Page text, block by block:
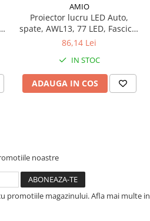
AMIO
Proiector lucru LED Auto,
spate, AWL13, 77 LED, Fascicul
Flood, 12/24V, 3840 lm, 11 x
86,14 Lei
IN STOC
ADAUGA IN COS
noastre
promotiile magazinului. Afla mai multe in